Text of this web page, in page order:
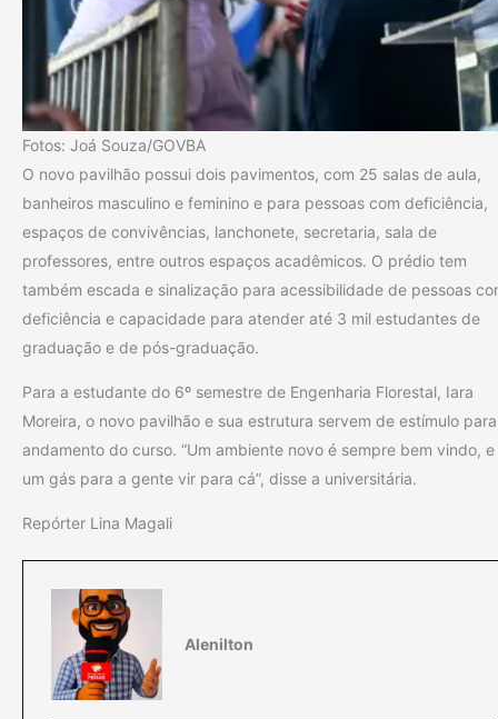
Fotos: Joá Souza/GOVBA
O novo pavilhão possui dois pavimentos, com 25 salas de aula,
banheiros masculino e feminino e para pessoas com deficiência,
espaços de convivências, lanchonete, secretaria, sala de
professores, entre outros espaços acadêmicos. O prédio tem
também escada e sinalização para acessibilidade de pessoas
deficiência e capacidade para atender até 3 mil estudantes de
graduação e de pós-graduação.
Para a estudante do 6º semestre de Engenharia Florestal, Iara
Moreira, o novo pavilhão e sua estrutura servem de estímulo
andamento do curso. “Um ambiente novo é sempre bem vindo,
um gás para a gente vir para cá”, disse a universitária.
Repórter Lina Magali
Alenilton